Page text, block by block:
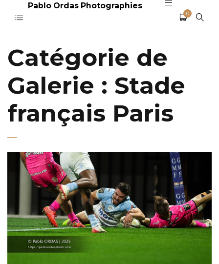
Pablo Ordas Photographies
0
Catégorie de
Galerie : Stade
français Paris